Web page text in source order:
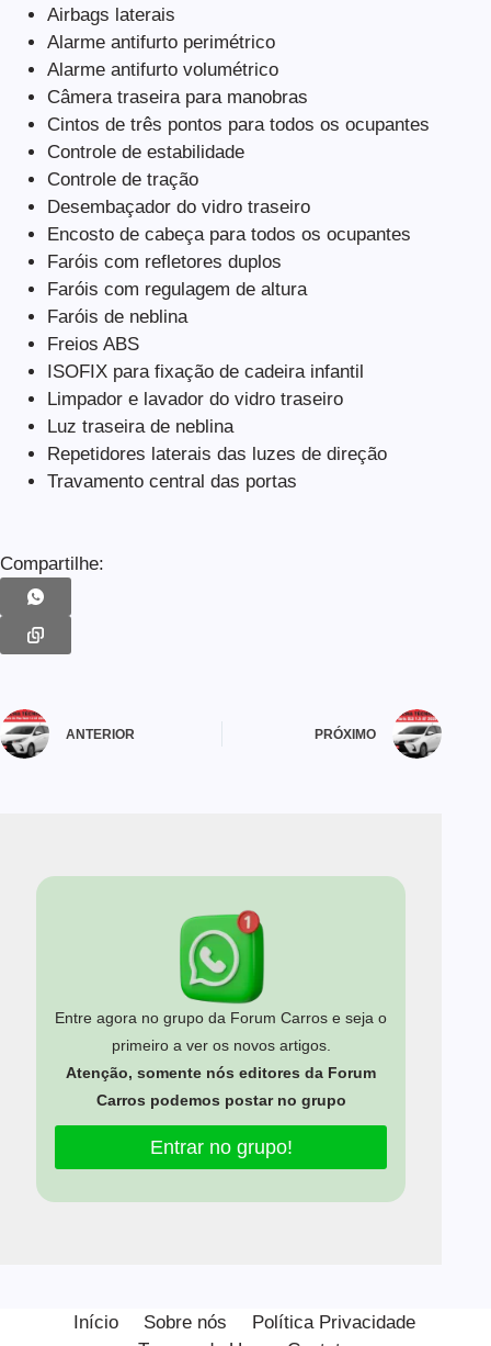
Airbags laterais
Alarme antifurto perimétrico
Alarme antifurto volumétrico
Câmera traseira para manobras
Cintos de três pontos para todos os ocupantes
Controle de estabilidade
Controle de tração
Desembaçador do vidro traseiro
Encosto de cabeça para todos os ocupantes
Faróis com refletores duplos
Faróis com regulagem de altura
Faróis de neblina
Freios ABS
ISOFIX para fixação de cadeira infantil
Limpador e lavador do vidro traseiro
Luz traseira de neblina
Repetidores laterais das luzes de direção
Travamento central das portas
Compartilhe:
ANTERIOR PRÓXIMO
Entre agora no grupo da Forum Carros e seja o
primeiro a ver os novos artigos.
Atenção, somente nós editores da Forum
Carros podemos postar no grupo
Entrar no grupo!
Início Sobre nós
Política Privacidade